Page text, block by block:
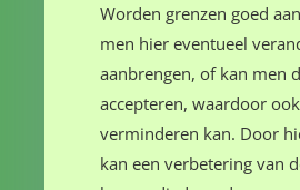
Worden grenzen goed
men hier eventueel
aanbrengen, of kan men
accepteren, waardoor
verminderen kan. Door
kan een verbetering van